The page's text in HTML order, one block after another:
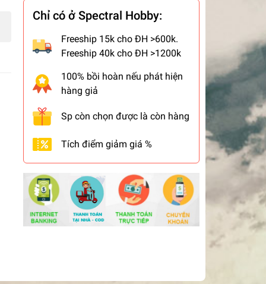
Chỉ có ở Spectral Hobby:
Freeship 15k cho ĐH >600k.
Freeship 40k cho ĐH >1200k
100% bồi hoàn nếu phát hiện
hàng giả
Sp còn chọn được là còn hàng
Tích điểm giảm giá %